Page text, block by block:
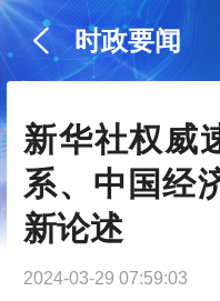
时政要闻
新华社权威
系、中国经
新论述
2024-03-29 07:59:03